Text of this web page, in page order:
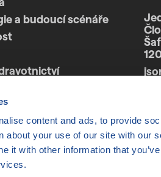
content and ads, to provide
about your use of our site with our
it with other information that
a budoucí scénáře